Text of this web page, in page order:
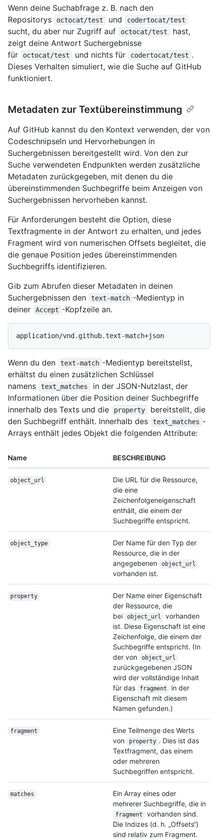
Wenn deine Suchabfrage z. B. nach den
Repositorys
octocat/test und codertocat/test
sucht, du aber nur Zugriff auf octocat/test
hast,
zeigt deine Antwort Suchergebnisse
für
octocat/test und nichts für codertocat/test .
Dieses Verhalten simuliert, wie die Suche auf GitHub
funktioniert.
Metadaten zur Textübereinstimmung
Auf GitHub kannst du den Kontext verwenden, der von
Codeschnipseln und Hervorhebungen in
Suchergebnissen bereitgestellt wird. Von den zur
Suche verwendeten Endpunkten werden zusätzliche
Metadaten zurückgegeben, mit denen du die
übereinstimmenden Suchbegriffe beim Anzeigen von
Suchergebnissen hervorheben kannst.
Für Anforderungen besteht die Option, diese
Textfragmente in der Antwort zu erhalten, und jedes
Fragment wird von numerischen Offsets begleitet, die
die genaue Position jedes übereinstimmenden
Suchbegriffs identifizieren.
Gib zum Abrufen dieser Metadaten in deinen
Suchergebnissen den
text-match -Medientyp in
deiner
Accept -Kopfzeile an.
Wenn du den text-match -Medientyp bereitstellst,
erhältst du einen zusätzlichen Schlüssel
namens
text_matches
in der JSON-Nutzlast, der
Informationen über die Position deiner Suchbegriffe
innerhalb des Texts und die
property
bereitstellt, die
den Suchbegriff enthält. Innerhalb des
text_matches -
Arrays enthält jedes Objekt die folgenden Attribute:
Name BESCHREIBUNG
object_url
Die URL für die Ressource,
die eine
Zeichenfolgeneigenschaft
enthält, die einem der
Suchbegriffe entspricht.
object_type
Der Name für den Typ der
Ressource, die in der
angegebenen
object_url
vorhanden ist.
property
Der Name einer Eigenschaft
der Ressource, die
bei
object_url
vorhanden
ist. Diese Eigenschaft ist eine
Zeichenfolge, die einem der
Suchbegriffe entspricht. (In
der von
object_url
zurückgegebenen JSON
wird der vollständige Inhalt
für das
fragment
in der
Eigenschaft mit diesem
Namen gefunden.)
fragment
Eine Teilmenge des Werts
von
property . Dies ist das
Textfragment, das einem
oder mehreren
Suchbegriffen entspricht.
matches
Ein Array eines oder
mehrerer Suchbegriffe, die in
fragment
vorhanden sind.
Die Indizes (d. h. „Offsets“)
sind relativ zum Fragment.